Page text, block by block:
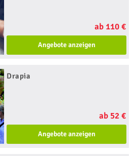
ab 110 €
Angebote anzeigen
Drapia
ab 52 €
Angebote anzeigen